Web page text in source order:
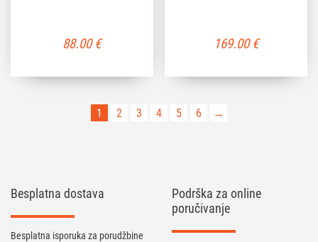
88.00€ 169.00€
1 2 3 4 5 6 →
Besplatna dostava
Besplatna isporuka za porudžbine
Podrška za online
poručivanje